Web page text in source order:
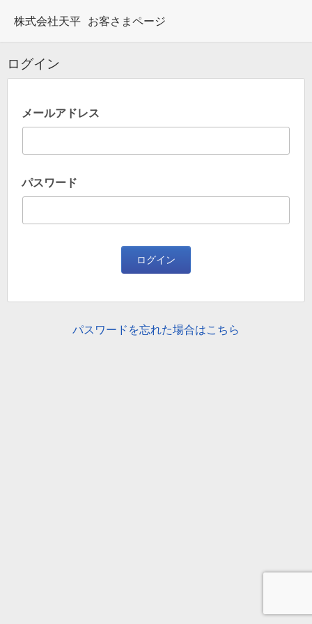
株式会社天平 お客さまページ
ログイン
メールアドレス
パスワード
ログイン
パスワードを忘れた場合はこちら